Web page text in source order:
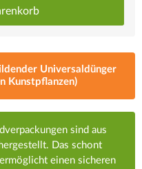
Universaldünger
Kunstpflanzen)
sind aus
Das schont
einen sicheren